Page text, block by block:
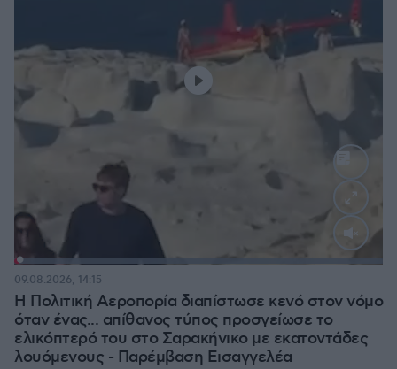
:
Η Πολιτική Αεροπορία διαπίστωσε κενό στον νόμο
όταν ένας... απίθανος τύπος προσγείωσε το
ελικόπτερό του στο Σαρακήνικο με εκατοντάδες
λουόμενους - Παρέμβαση Εισαγγελέα
09.08.2026, 14:15